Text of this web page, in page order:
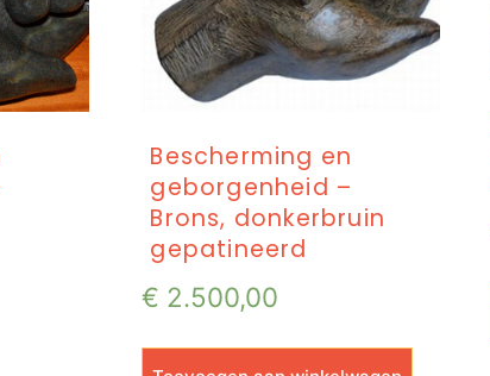
Bescherming en
geborgenheid –
Brons, donkerbruin
gepatineerd
€ 2.500,00